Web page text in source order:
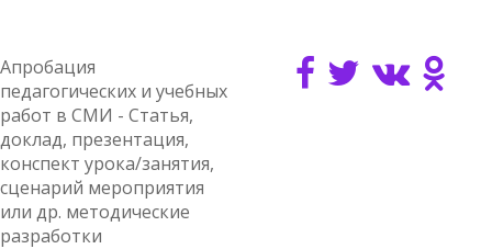
Апробация
педагогических и учебных
работ в СМИ - Статья,
доклад, презентация,
конспект урока/занятия,
сценарий мероприятия
или др. методические
разработки